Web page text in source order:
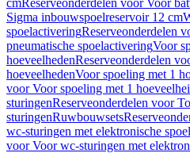
cmReserveonderdelen voor Voor
Sigma inbouwspoelreservoir 12 cm
spoelactiveringReserveonderdelen
pneumatische spoelactiveringVoor
hoeveelhedenReserveonderdelen
hoeveelhedenVoor spoeling met 1
voor Voor spoeling met 1
sturingenReserveonderdelen voor
sturingenRuwbouwsets
wc-sturingen met elektronische
voor Voor wc-sturingen met